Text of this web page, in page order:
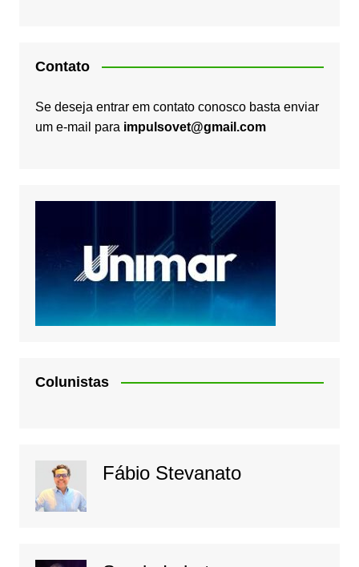
Contato
Se deseja entrar em contato conosco basta enviar
um e-mail para impulsovet@gmail.com
Colunistas
Fábio Stevanato